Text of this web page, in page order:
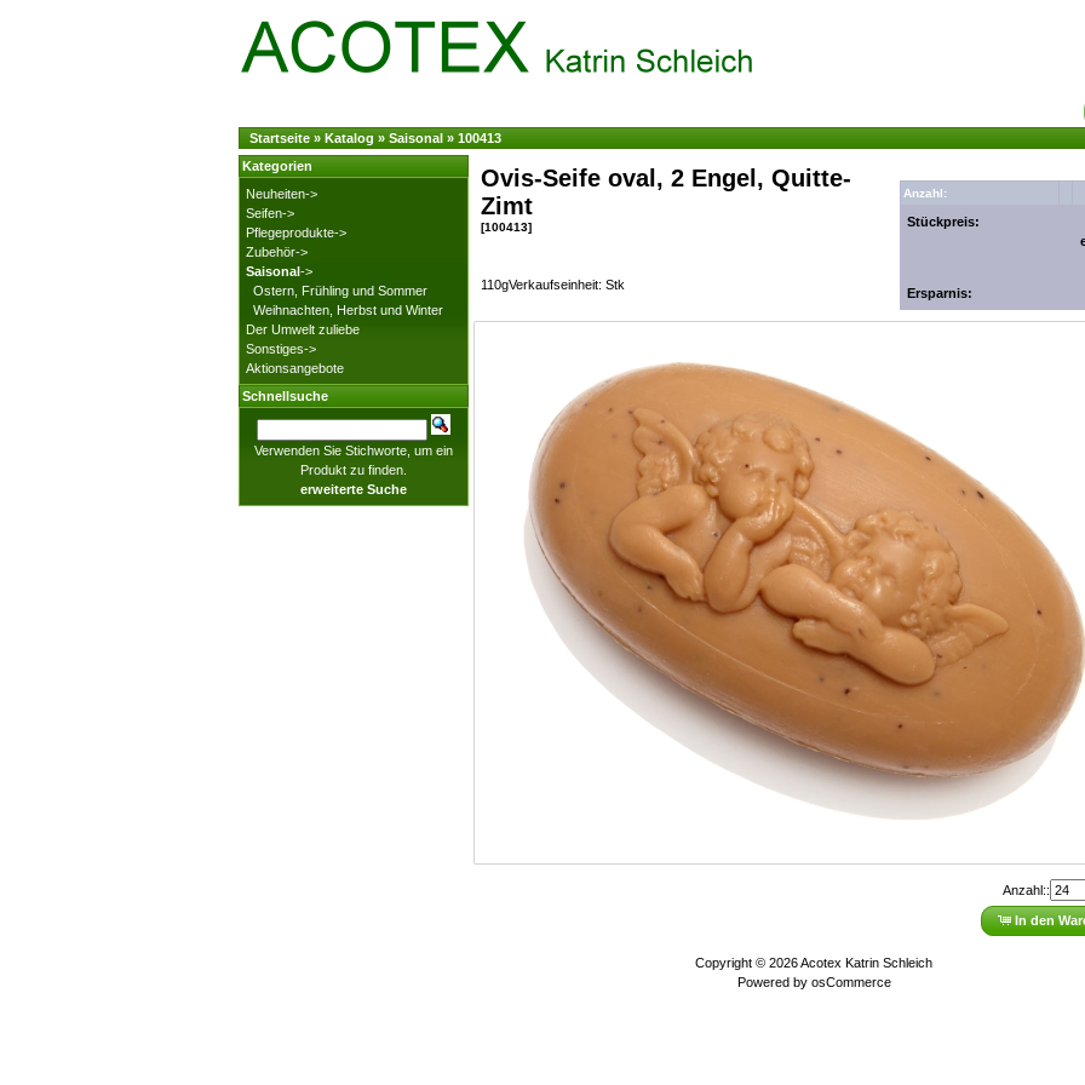
Startseite » Katalog » Saisonal » 100413
Anzahl:
Stückpreis:
Ersparnis:
Ovis-Seife oval, 2 Engel, Quitte-
Zimt
[100413]
110gVerkaufseinheit: Stk
Anzahl::
In den
Kategorien
Neuheiten->
Seifen->
Pflegeprodukte->
Zubehör->
Saisonal->
Ostern, Frühling und Sommer
Weihnachten, Herbst und Winter
Der Umwelt zuliebe
Sonstiges->
Aktionsangebote
Schnellsuche
Verwenden Sie Stichworte, um ein
Produkt zu finden.
erweiterte Suche
Copyright © 2026Acotex Katrin Schleich
Powered by osCommerce